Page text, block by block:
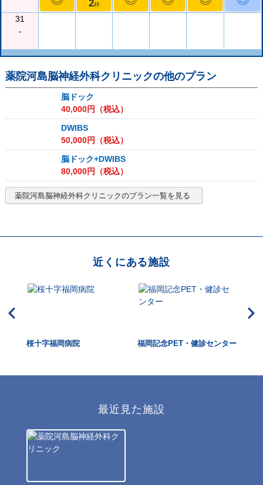
2枠
31
-
薬院河島脳神経外科クリニックの他のプラン
脳ドック
40,000円（税込）
DWIBS
50,000円（税込）
脳ドック+DWIBS
80,000円（税込）
薬院河島脳神経外科クリニックのプラン一覧を見る
近くにある施設
桜十字福岡病院 福岡記念PET・健診センター
最近見た施設